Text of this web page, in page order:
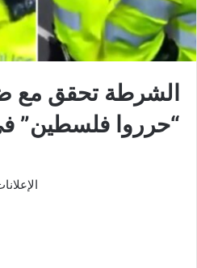
الشرطة تحقق
“حرروا فلسطين”